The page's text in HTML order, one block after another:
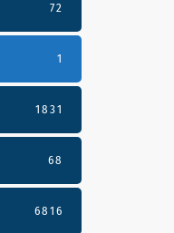
72
1
1831
68
6816